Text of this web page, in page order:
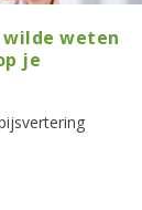
weten
je